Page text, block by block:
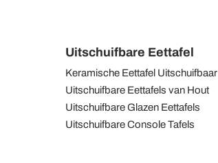
Uitschuifbare Eettafel
Keramische Eettafel Uitschuifbaar
Uitschuifbare Eettafels van Hout
Uitschuifbare Glazen Eettafels
Uitschuifbare Console Tafels